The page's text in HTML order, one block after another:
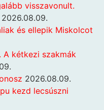
visszavonult.
2026.08.09.
és ellepik Miskolcot
A kétkezi szakmák
2026.08.09.
kezd lecsúszni